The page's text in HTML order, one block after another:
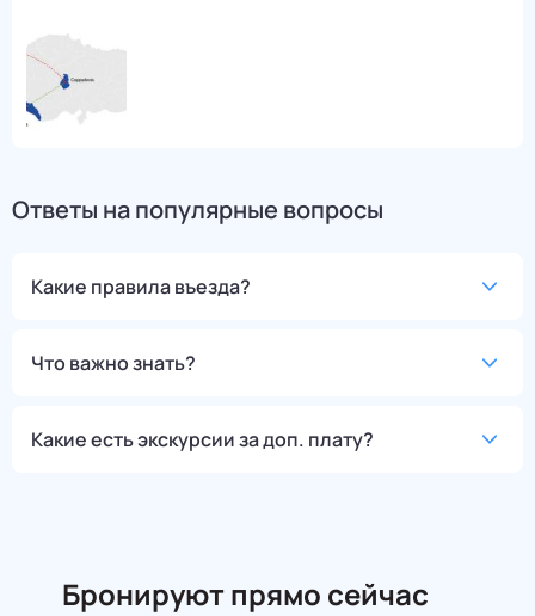
Ответы на популярные вопросы
Какие правила въезда?
Что важно знать?
Какие есть экскурсии за доп. плату?
Бронируют прямо сейчас